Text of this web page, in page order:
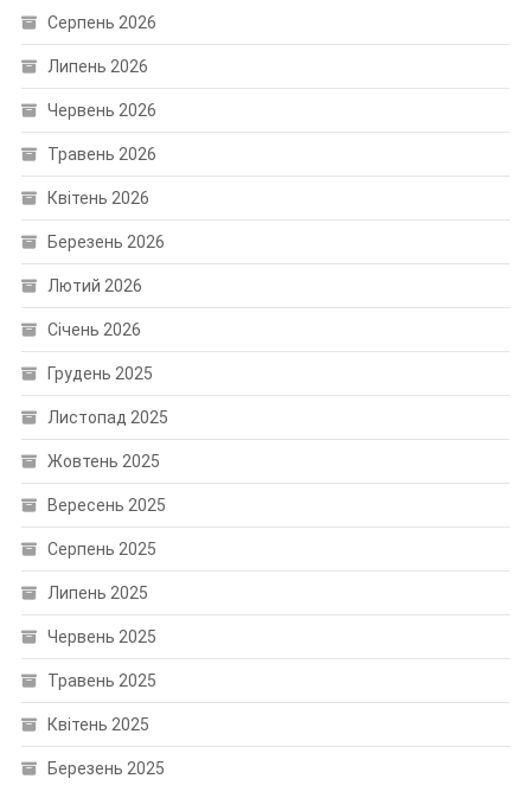
Серпень 2026
Липень 2026
Червень 2026
Травень 2026
Квітень 2026
Березень 2026
Лютий 2026
Січень 2026
Грудень 2025
Листопад 2025
Жовтень 2025
Вересень 2025
Серпень 2025
Липень 2025
Червень 2025
Травень 2025
Квітень 2025
Березень 2025